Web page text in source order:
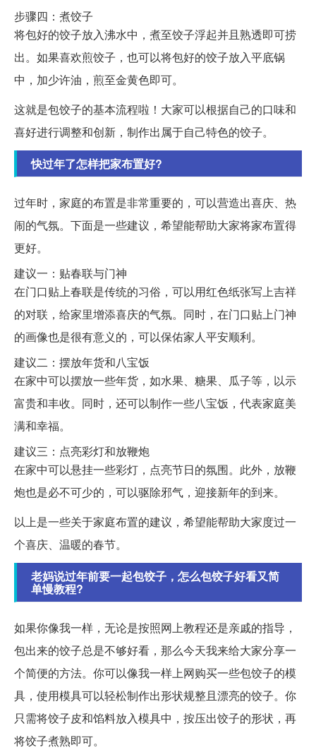
步骤四：煮饺子
将包好的饺子放入沸水中，煮至饺子浮起并且熟透即可捞
出。如果喜欢煎饺子，也可以将包好的饺子放入平底锅
中，加少许油，煎至金黄色即可。
这就是包饺子的基本流程啦！大家可以根据自己的口味和
喜好进行调整和创新，制作出属于自己特色的饺子。
快过年了怎样把家布置好?
过年时，家庭的布置是非常重要的，可以营造出喜庆、热
闹的气氛。下面是一些建议，希望能帮助大家将家布置得
更好。
建议一：贴春联与门神
在门口贴上春联是传统的习俗，可以用红色纸张写上吉祥
的对联，给家里增添喜庆的气氛。同时，在门口贴上门神
的画像也是很有意义的，可以保佑家人平安顺利。
建议二：摆放年货和八宝饭
在家中可以摆放一些年货，如水果、糖果、瓜子等，以示
富贵和丰收。同时，还可以制作一些八宝饭，代表家庭美
满和幸福。
建议三：点亮彩灯和放鞭炮
在家中可以悬挂一些彩灯，点亮节日的氛围。此外，放鞭
炮也是必不可少的，可以驱除邪气，迎接新年的到来。
以上是一些关于家庭布置的建议，希望能帮助大家度过一
个喜庆、温暖的春节。
老妈说过年前要一起包饺子，怎么包饺子好看又简
单慢教程?
如果你像我一样，无论是按照网上教程还是亲戚的指导，
包出来的饺子总是不够好看，那么今天我来给大家分享一
个简便的方法。你可以像我一样上网购买一些包饺子的模
具，使用模具可以轻松制作出形状规整且漂亮的饺子。你
只需将饺子皮和馅料放入模具中，按压出饺子的形状，再
将饺子煮熟即可。